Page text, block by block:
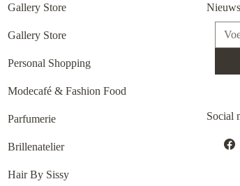
Gallery Store
Gallery Store
Personal Shopping
Modecafé & Fashion Food
Parfumerie
Brillenatelier
Hair By Sissy
E-
Social